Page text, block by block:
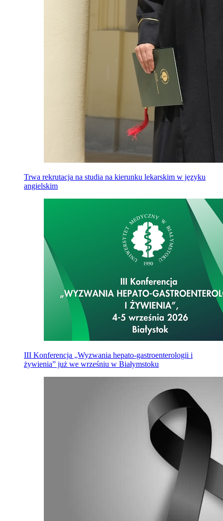
Trwa rekrutacja na studia na kierunku lekarskim w języku
angielskim
III Konferencja „Wyzwania hepato-gastroenterologii i
żywienia” już we wrześniu w Białymstoku